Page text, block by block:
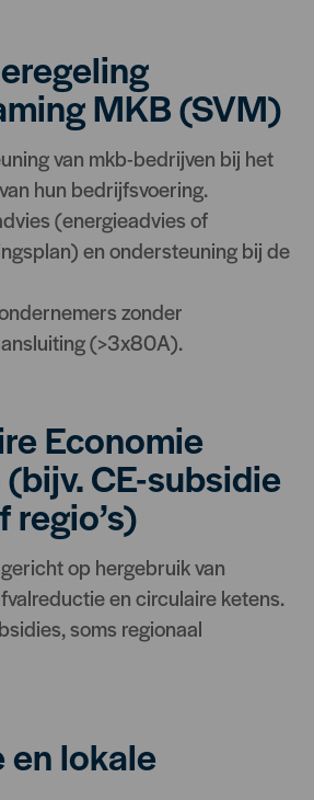
MKB (SVM)
van mkb-bedrijven bij het
hun bedrijfsvoering.
(energieadvies of
en ondersteuning bij de
zonder
(>3x80A).
Economie
CE-subsidie
regio’s)
op hergebruik van
en circulaire ketens.
soms regionaal
en lokale